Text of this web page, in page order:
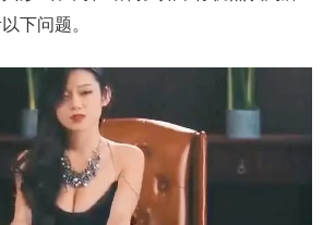
下问题。